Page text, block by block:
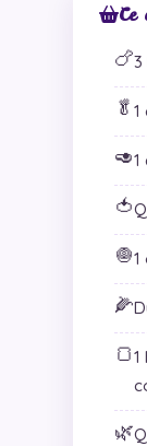
Ce
🍗3
🥬 1
🥑1
🍅
🧅1
🌽
🍞1
🌿